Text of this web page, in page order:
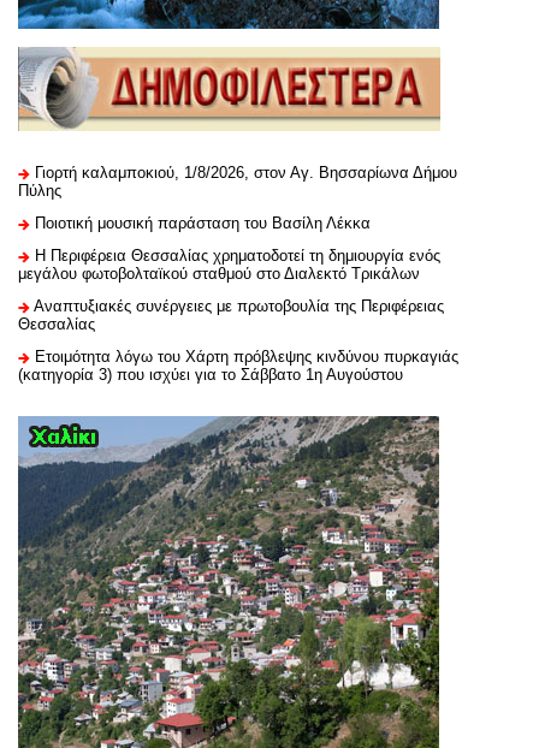
Γιορτή καλαμποκιού, 1/8/2026, στον Αγ. Βησσαρίωνα Δήμου
Πύλης
Ποιοτική μουσική παράσταση του Βασίλη Λέκκα
H Περιφέρεια Θεσσαλίας χρηματοδοτεί τη δημιουργία ενός
μεγάλου φωτοβολταϊκού σταθμού στο Διαλεκτό Τρικάλων
Αναπτυξιακές συνέργειες με πρωτοβουλία της Περιφέρειας
Θεσσαλίας
Ετοιμότητα λόγω του Χάρτη πρόβλεψης κινδύνου πυρκαγιάς
(κατηγορία 3) που ισχύει για το Σάββατο 1η Αυγούστου